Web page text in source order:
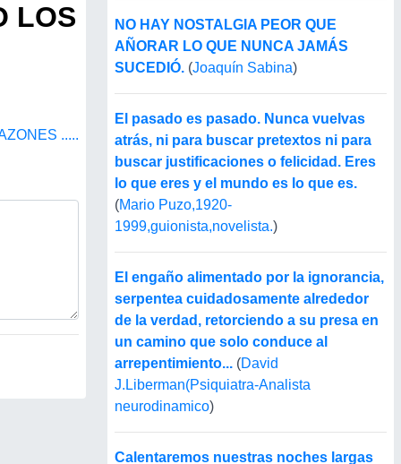
LOS
.....
NO HAY NOSTALGIA PEOR QUE
AÑORAR LO QUE NUNCA JAMÁS
SUCEDIÓ. (Joaquín Sabina)
El pasado es pasado. Nunca vuelvas
atrás, ni para buscar pretextos ni para
buscar justificaciones o felicidad. Eres
lo que eres y el mundo es lo que es.
(Mario Puzo,1920-
1999,guionista,novelista.)
El engaño alimentado por la ignorancia,
serpentea cuidadosamente alrededor
de la verdad, retorciendo a su presa en
un camino que solo conduce al
arrepentimiento... (David
J.Liberman(Psiquiatra-Analista
neurodinamico)
Calentaremos nuestras noches largas